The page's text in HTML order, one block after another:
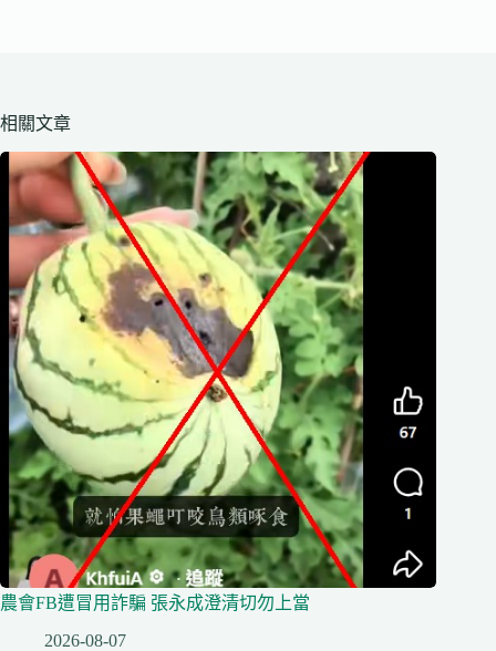
相關文章
農會FB遭冒用詐騙 張永成澄清切勿上當
2026-08-07